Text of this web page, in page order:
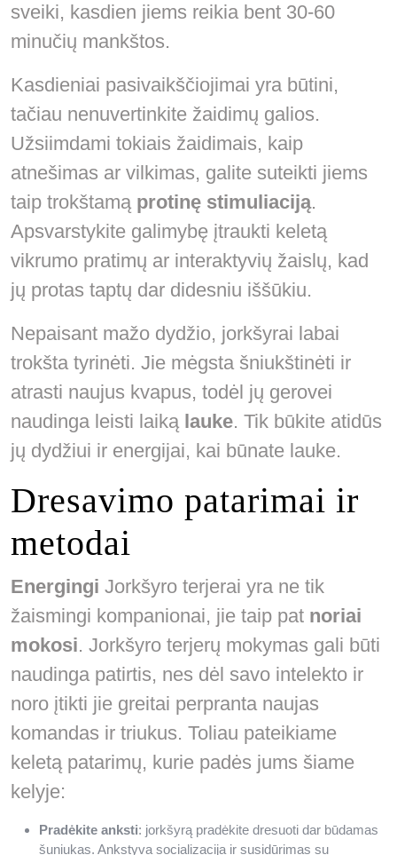
sveiki, kasdien jiems reikia bent 30-60
minučių mankštos.
Kasdieniai pasivaikščiojimai yra būtini,
tačiau nenuvertinkite žaidimų galios.
Užsiimdami tokiais žaidimais, kaip
atnešimas ar vilkimas, galite suteikti jiems
taip trokštamą protinę stimuliaciją.
Apsvarstykite galimybę įtraukti keletą
vikrumo pratimų ar interaktyvių žaislų, kad
jų protas taptų dar didesniu iššūkiu.
Nepaisant mažo dydžio, jorkšyrai labai
trokšta tyrinėti. Jie mėgsta šniukštinėti ir
atrasti naujus kvapus, todėl jų gerovei
naudinga leisti laiką lauke. Tik būkite atidūs
jų dydžiui ir energijai, kai būnate lauke.
Dresavimo patarimai ir
metodai
Energingi Jorkšyro terjerai yra ne tik
žaismingi kompanionai, jie taip pat noriai
mokosi. Jorkšyro terjerų mokymas gali būti
naudinga patirtis, nes dėl savo intelekto ir
noro įtikti jie greitai perpranta naujas
komandas ir triukus. Toliau pateikiame
keletą patarimų, kurie padės jums šiame
kelyje:
Pradėkite anksti: jorkšyrą pradėkite dresuoti dar būdamas
šuniukas. Ankstyva socializacija ir susidūrimas su